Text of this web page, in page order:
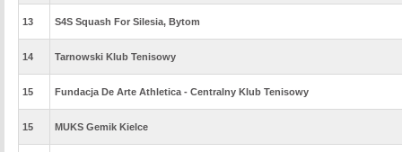
13 S4S Squash For Silesia, Bytom
14 Tarnowski Klub Tenisowy
15 Fundacja De Arte Athletica - Centralny Klub Tenisowy
15 MUKS Gemik Kielce